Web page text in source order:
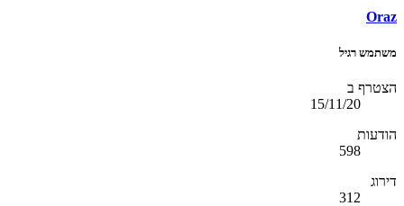
Oraz
משתמש רגיל
הצטרף ב
15/11/20
הודעות
598
דירוג
312